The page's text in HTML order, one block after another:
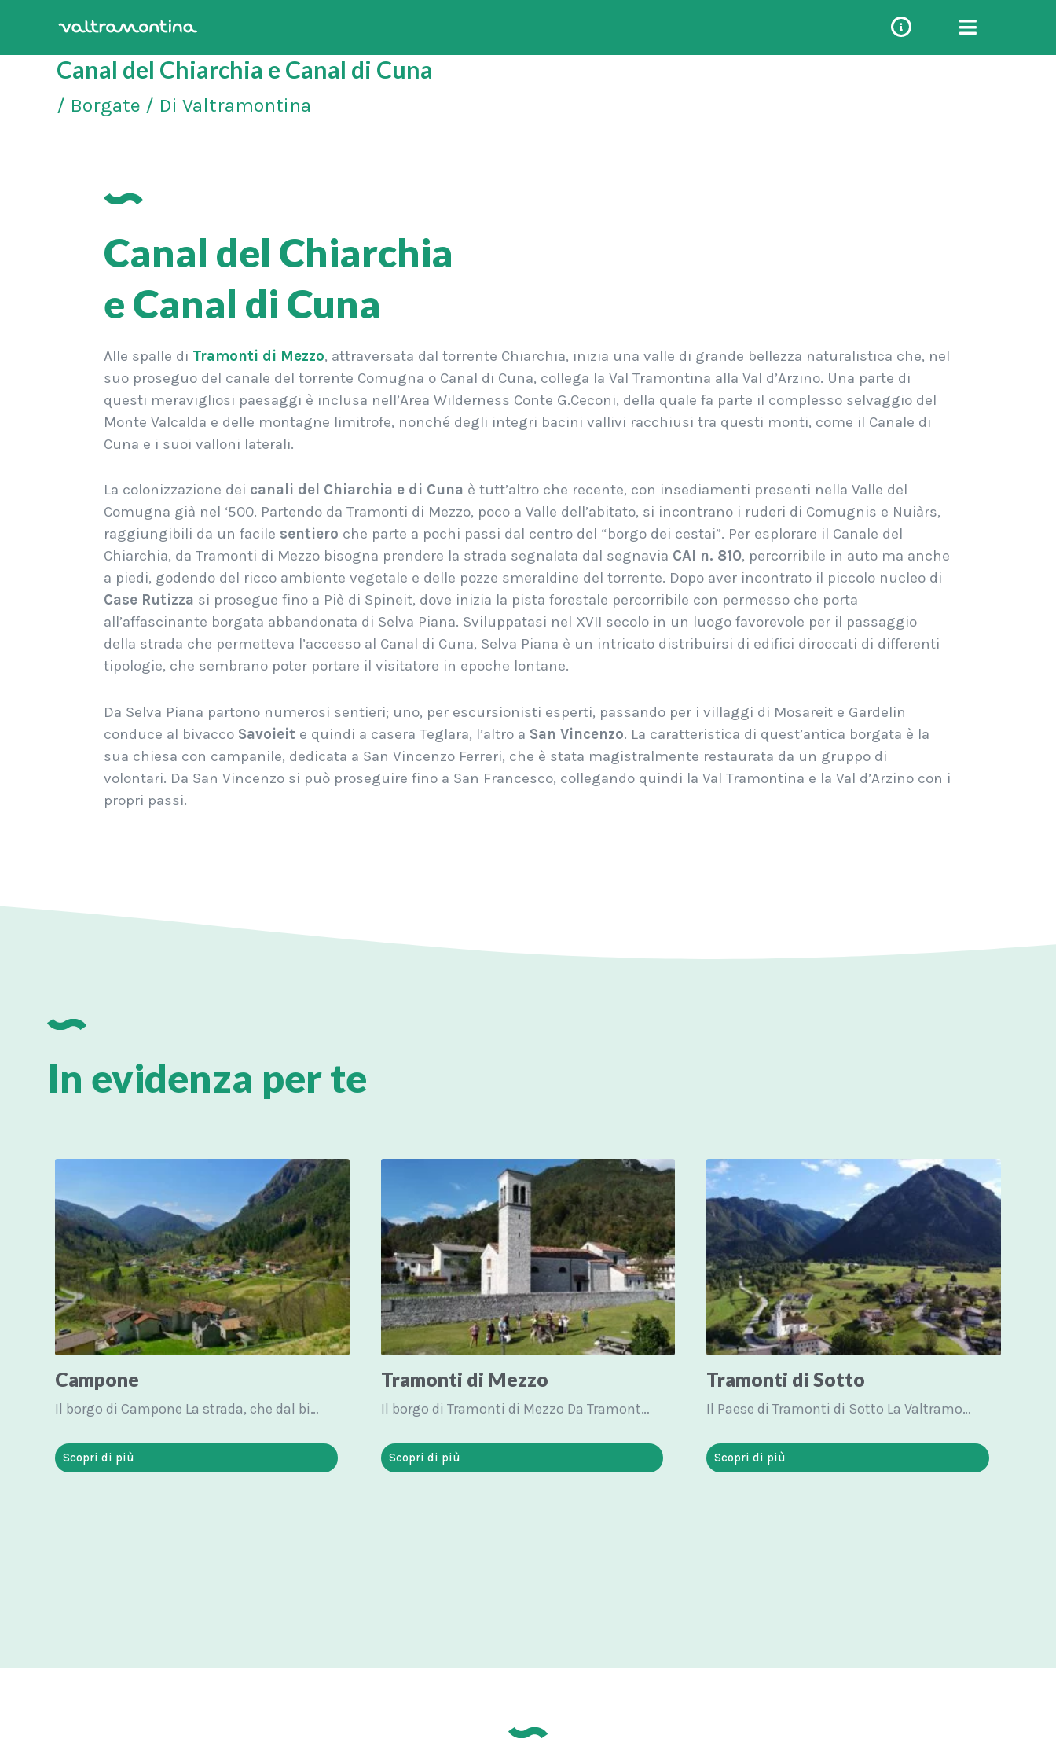
contenutoCanal del Chiarchia e Canal di Cuna
/ Borgate / Di Valtramontina
Canal del Chiarchia
e Canal di Cuna
Alle spalle di Tramonti di Mezzo, attraversata dal torrente Chiarchia, inizia una valle di grande bellezza naturalistica che, nel
suo proseguo del canale del torrente Comugna o Canal di Cuna, collega la Val Tramontina alla Val d’Arzino. Una parte di
questi meravigliosi paesaggi è inclusa nell’Area Wilderness Conte G.Ceconi, della quale fa parte il complesso selvaggio del
Monte Valcalda e delle montagne limitrofe, nonché degli integri bacini vallivi racchiusi tra questi monti, come il Canale di
Cuna e i suoi valloni laterali.
La colonizzazione dei canali del Chiarchia e di Cuna è tutt’altro che recente, con insediamenti presenti nella Valle del
Comugna già nel ‘500. Partendo da Tramonti di Mezzo, poco a Valle dell’abitato, si incontrano i ruderi di Comugnis e Nuiàrs,
raggiungibili da un facile sentiero che parte a pochi passi dal centro del “borgo dei cestai”. Per esplorare il Canale del
Chiarchia, da Tramonti di Mezzo bisogna prendere la strada segnalata dal segnavia CAI n. 810, percorribile in auto ma anche
a piedi, godendo del ricco ambiente vegetale e delle pozze smeraldine del torrente. Dopo aver incontrato il piccolo nucleo di
Case Rutizza si prosegue fino a Piè di Spineit, dove inizia la pista forestale percorribile con permesso che porta
all’affascinante borgata abbandonata di Selva Piana. Sviluppatasi nel XVII secolo in un luogo favorevole per il passaggio
della strada che permetteva l’accesso al Canal di Cuna, Selva Piana è un intricato distribuirsi di edifici diroccati di differenti
tipologie, che sembrano poter portare il visitatore in epoche lontane.
Da Selva Piana partono numerosi sentieri; uno, per escursionisti esperti, passando per i villaggi di Mosareit e Gardelin
conduce al bivacco Savoieit e quindi a casera Teglara, l’altro a San Vincenzo. La caratteristica di quest’antica borgata è la
sua chiesa con campanile, dedicata a San Vincenzo Ferreri, che è stata magistralmente restaurata da un gruppo di
volontari. Da San Vincenzo si può proseguire fino a San Francesco, collegando quindi la Val Tramontina e la Val d’Arzino con i
propri passi.
In evidenza per te
Campone
Il borgo di Campone La strada, che dal bivio del lago di...
Scopri di più
Tramonti di Mezzo
Il borgo di Tramonti di Mezzo Da Tramonti di Sotto, svoltando a...
Scopri di più
Tramonti di Sotto
Il Paese di Tramonti di Sotto La Valtramontina, abitata già in epoca...
Scopri di più